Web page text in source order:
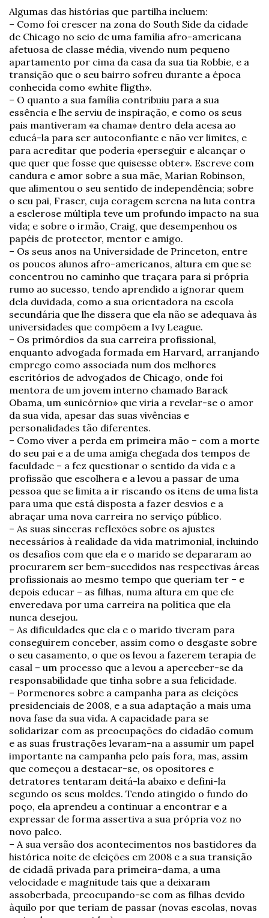
Algumas das histórias que partilha incluem:
– Como foi crescer na zona do South Side da cidade
de Chicago no seio de uma família afro-americana
afetuosa de classe média, vivendo num pequeno
apartamento por cima da casa da sua tia Robbie, e a
transição que o seu bairro sofreu durante a época
conhecida como «white fligth».
– O quanto a sua família contribuiu para a sua
essência e lhe serviu de inspiração, e como os seus
pais mantiveram «a chama» dentro dela acesa ao
educá-la para ser autoconfiante e não ver limites, e
para acreditar que poderia «perseguir e alcançar o
que quer que fosse que quisesse obter». Escreve com
candura e amor sobre a sua mãe, Marian Robinson,
que alimentou o seu sentido de independência; sobre
o seu pai, Fraser, cuja coragem serena na luta contra
a esclerose múltipla teve um profundo impacto na sua
vida; e sobre o irmão, Craig, que desempenhou os
papéis de protector, mentor e amigo.
– Os seus anos na Universidade de Princeton, entre
os poucos alunos afro-americanos, altura em que se
concentrou no caminho que traçara para si própria
rumo ao sucesso, tendo aprendido a ignorar quem
dela duvidada, como a sua orientadora na escola
secundária que lhe dissera que ela não se adequava às
universidades que compõem a Ivy League.
– Os primórdios da sua carreira profissional,
enquanto advogada formada em Harvard, arranjando
emprego como associada num dos melhores
escritórios de advogados de Chicago, onde foi
mentora de um jovem interno chamado Barack
Obama, um «unicórnio» que viria a revelar-se o amor
da sua vida, apesar das suas vivências e
personalidades tão diferentes.
– Como viver a perda em primeira mão – com a morte
do seu pai e a de uma amiga chegada dos tempos de
faculdade – a fez questionar o sentido da vida e a
profissão que escolhera e a levou a passar de uma
pessoa que se limita a ir riscando os itens de uma lista
para uma que está disposta a fazer desvios e a
abraçar uma nova carreira no serviço público.
– As suas sinceras reflexões sobre os ajustes
necessários à realidade da vida matrimonial, incluindo
os desafios com que ela e o marido se depararam ao
procurarem ser bem-sucedidos nas respectivas áreas
profissionais ao mesmo tempo que queriam ter – e
depois educar – as filhas, numa altura em que ele
enveredava por uma carreira na política que ela
nunca desejou.
– As dificuldades que ela e o marido tiveram para
conseguirem conceber, assim como o desgaste sobre
o seu casamento, o que os levou a fazerem terapia de
casal – um processo que a levou a aperceber-se da
responsabilidade que tinha sobre a sua felicidade.
– Pormenores sobre a campanha para as eleições
presidenciais de 2008, e a sua adaptação a mais uma
nova fase da sua vida. A capacidade para se
solidarizar com as preocupações do cidadão comum
e as suas frustrações levaram-na a assumir um papel
importante na campanha pelo país fora, mas, assim
que começou a destacar-se, os opositores e
detratores tentaram deitá-la abaixo e defini-la
segundo os seus moldes. Tendo atingido o fundo do
poço, ela aprendeu a continuar a encontrar e a
expressar de forma assertiva a sua própria voz no
novo palco.
– A sua versão dos acontecimentos nos bastidores da
histórica noite de eleições em 2008 e a sua transição
de cidadã privada para primeira-dama, a uma
velocidade e magnitude tais que a deixaram
assoberbada, preocupando-se com as filhas devido
àquilo por que teriam de passar (novas escolas, novas